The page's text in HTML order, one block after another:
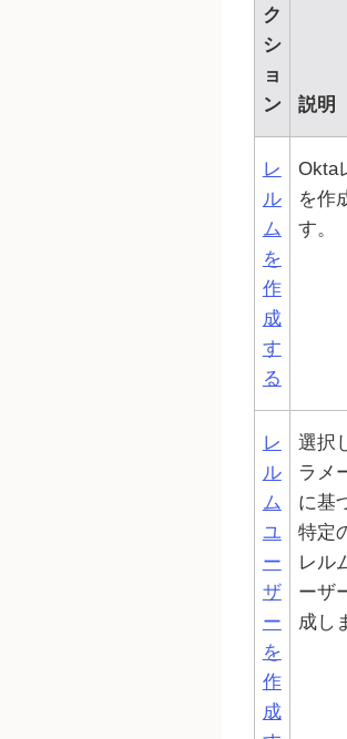
ク
シ
ョ
ン
説明
レ
ル
ム
を
作
成
す
る
Okta
を作
す。
レ
ル
ム
ユ
ー
ザ
ー
を
作
成
選択
ラメ
に基
特定
レル
ーザ
成し